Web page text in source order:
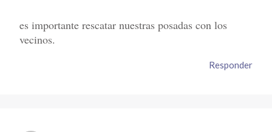
es importante rescatar nuestras posadas con los
vecinos.
Responder